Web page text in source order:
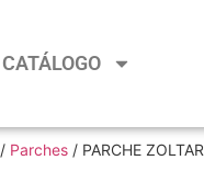
CATÁLOGO
/ Parches / PARCHE ZOLTAR